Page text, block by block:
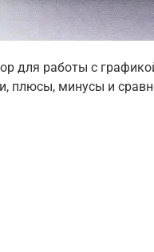
для работы с
плюсы, минусы и